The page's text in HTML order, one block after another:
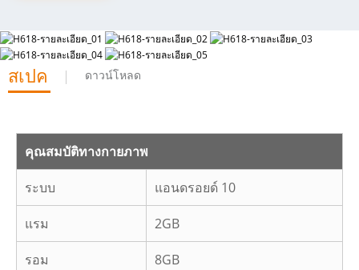
สเปค ดาวน์โหลด
คุณสมบัติทางกายภาพ
ระบบ แอนดรอยด์ 10
แรม 2GB
รอม 8GB